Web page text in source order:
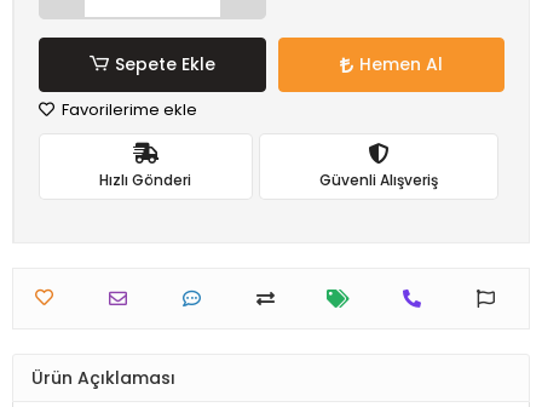
Sepete Ekle Hemen Al
Favorilerime ekle
Hızlı Gönderi Güvenli Alışveriş
Ürün Açıklaması